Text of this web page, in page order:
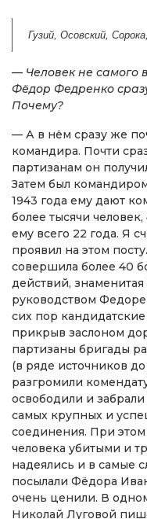
Гузий, Осовский,
— Человек не самого
Фёдор Федренко
Почему?
— А в нём сразу же
командира. Почти
партизанам он
Затем был
1943 года ему дают
более тысячи
ему всего 22 года. Я
проявил на этом
совершила более 40
действий,
руководством
сих пор
прикрыв заслоном
партизаны бригады
(в ряде источников
разгромили
освободили и
самых крупных и
соединения. При
человека убитыми и
надеялись и в самые
посылали Фёдора
очень ценили. В
Николай Луговой